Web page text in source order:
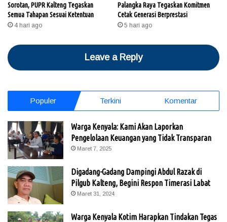
Sorotan, PUPR Kalteng Tegaskan
Semua Tahapan Sesuai Ketentuan
4 hari ago
Palangka Raya Tegaskan Komitmen
Cetak Generasi Berprestasi
5 hari ago
Leave a Reply
Populer Terkini Komentar
Warga Kenyala: Kami Akan Laporkan
Pengelolaan Keuangan yang Tidak Transparan
Maret 7, 2025
Digadang-Gadang Dampingi Abdul Razak di
Pilgub Kalteng, Begini Respon Timerasi Labat
Maret 31, 2024
Warga Kenyala Kotim Harapkan Tindakan Tegas